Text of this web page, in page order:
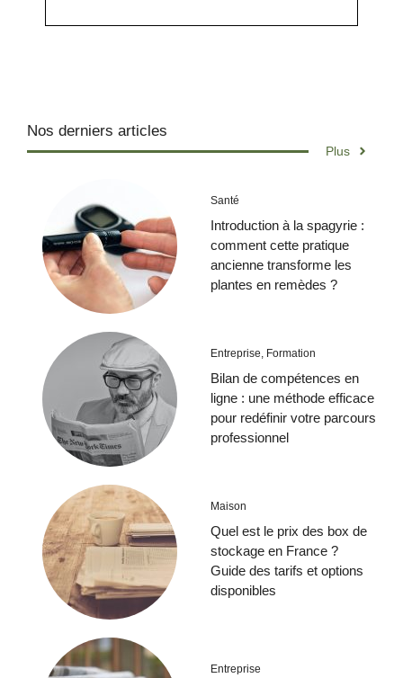
Nos derniers articles
Plus
Santé
Introduction à la spagyrie :
comment cette pratique
ancienne transforme les
plantes en remèdes ?
Entreprise, Formation
Bilan de compétences en
ligne : une méthode efficace
pour redéfinir votre parcours
professionnel
Maison
Quel est le prix des box de
stockage en France ?
Guide des tarifs et options
disponibles
Entreprise